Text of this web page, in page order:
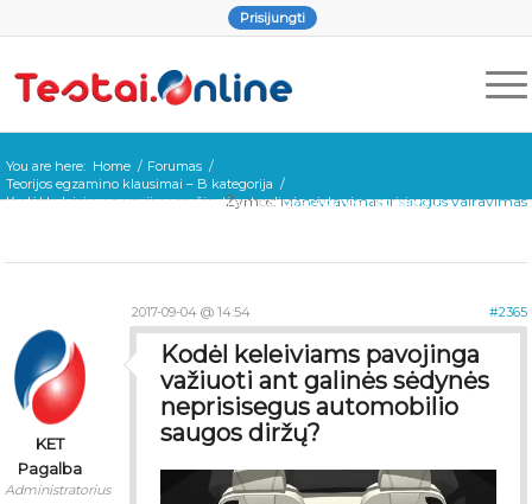
Prisijungti
You are here: Home / Forumas /
Teorijos egzamino klausimai – B kategorija /
Kodėl keleiviams pavojinga važiuoti ant galinės sėdynės neprisisegus
Žymos:Manevravimas ir saugus vairavimas
2017-09-04 @ 14:54 #2365
KET
Pagalba
Administratorius
Kodėl keleiviams pavojinga
važiuoti ant galinės sėdynės
neprisisegus automobilio
saugos diržų?